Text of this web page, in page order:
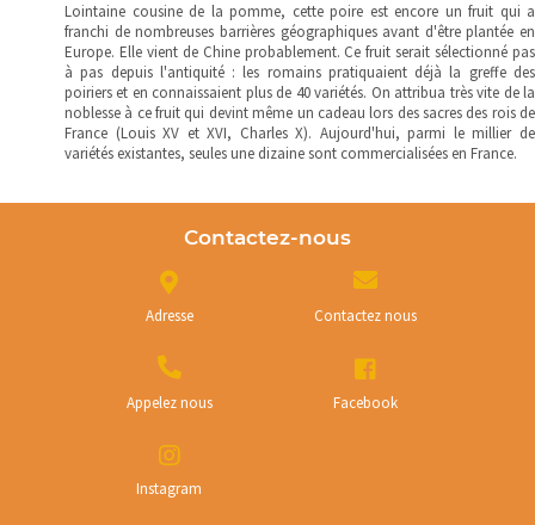
Lointaine cousine de la pomme, cette poire est encore un fruit qui a
franchi de nombreuses barrières géographiques avant d'être plantée en
Europe. Elle vient de Chine probablement. Ce fruit serait sélectionné pas
à pas depuis l'antiquité : les romains pratiquaient déjà la greffe des
poiriers et en connaissaient plus de 40 variétés. On attribua très vite de la
noblesse à ce fruit qui devint même un cadeau lors des sacres des rois de
France (Louis XV et XVI, Charles X). Aujourd'hui, parmi le millier de
variétés existantes, seules une dizaine sont commercialisées en France.
Contactez-nous
Adresse Contactez nous
Appelez nous Facebook
Instagram